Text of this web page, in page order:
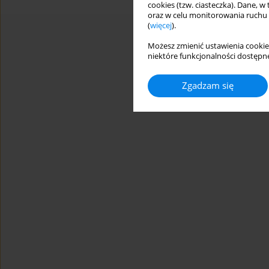
cookies (tzw. ciasteczka). Dane,
oraz w celu monitorowania ruchu
(więcej).
Możesz zmienić ustawienia
niektóre funkcjonalności
Zgadzam się